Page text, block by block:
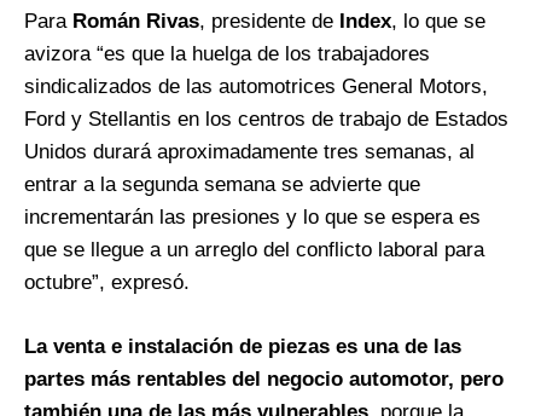
Para Román Rivas, presidente de Index, lo que se
avizora “es que la huelga de los trabajadores
sindicalizados de las automotrices General Motors,
Ford y Stellantis en los centros de trabajo de Estados
Unidos durará aproximadamente tres semanas, al
entrar a la segunda semana se advierte que
incrementarán las presiones y lo que se espera es
que se llegue a un arreglo del conflicto laboral para
octubre”, expresó.
La venta e instalación de piezas es una de las
partes más rentables del negocio automotor, pero